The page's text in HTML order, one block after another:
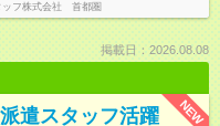
ッフ株式会社 首都圏
掲載日：2026.08.08
NEW
遣スタッフ活躍